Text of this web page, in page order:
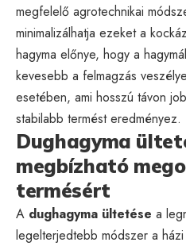
megfelelő agrotechnikai
minimalizálhatja ezeket a
hagyma előnye, hogy a
kevesebb a felmagzás
esetében, ami hosszú távon
stabilabb termést eredményez.
Dughagyma
megbízható
termésért
A dughagyma ültetése a
legelterjedtebb módszer a